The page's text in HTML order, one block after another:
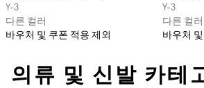
Y-3
다른 컬러
바우처 및 쿠폰 적용 제외
Y-3
다른 컬러
바우처
의류 및 신발 카테